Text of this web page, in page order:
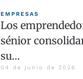
EMPRESAS
Los
sénior
su…
04 de junio de 2026